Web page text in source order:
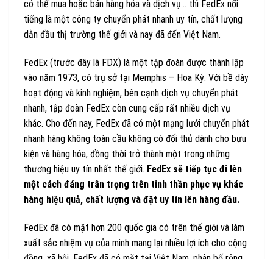
có thể mua hoặc bán hàng hóa và dịch vụ… thì FedEx nổi
tiếng là một công ty chuyển phát nhanh uy tín, chất lượng
dẫn đầu thị trường thế giới và nay đã đến Việt Nam.
FedEx (trước đây là FDX) là một tập đoàn được thành lập
vào năm 1973, có trụ sở tại Memphis – Hoa Kỳ. Với bề dày
hoạt động và kinh nghiệm, bên cạnh dịch vụ chuyển phát
nhanh, tập đoàn FedEx còn cung cấp rất nhiều dịch vụ
khác. Cho đến nay, FedEx đã có một mạng lưới chuyển phát
nhanh hàng không toàn cầu không có đối thủ dành cho bưu
kiện và hàng hóa, đồng thời trở thành một trong những
thương hiệu uy tín nhất thế giới. FedEx sẽ tiếp tục đi lên
một cách đáng trân trọng trên tinh thần phục vụ khác
hàng hiệu quả, chất lượng và đặt uy tín lên hàng đầu.
FedEx đã có mặt hơn 200 quốc gia có trên thế giới và làm
xuất sắc nhiệm vụ của mình mang lại nhiều lợi ích cho cộng